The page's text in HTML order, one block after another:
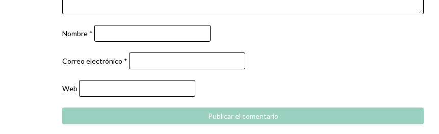
Nombre *
Correo electrónico *
Web